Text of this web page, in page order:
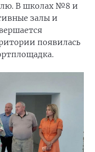
В школах №8 и
залы и
появилась